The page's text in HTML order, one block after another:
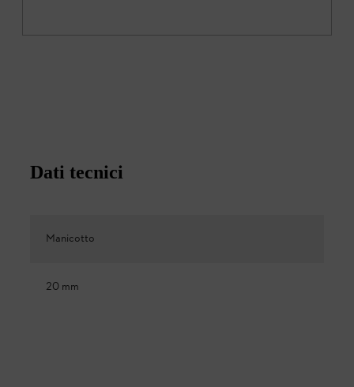
Dati tecnici
Manicotto
20 mm